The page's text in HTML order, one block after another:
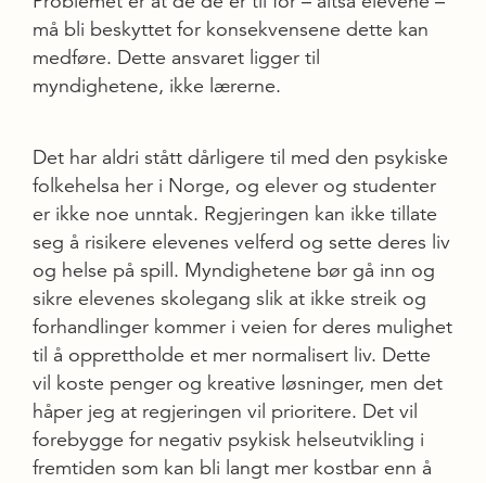
må bli beskyttet for konsekvensene dette kan
medføre. Dette ansvaret ligger til
myndighetene, ikke lærerne.
Det har aldri stått dårligere til med den psykiske
folkehelsa her i Norge, og elever og studenter
er ikke noe unntak. Regjeringen kan ikke tillate
seg å risikere elevenes velferd og sette deres liv
og helse på spill. Myndighetene bør gå inn og
sikre elevenes skolegang slik at ikke streik og
forhandlinger kommer i veien for deres mulighet
til å opprettholde et mer normalisert liv. Dette
vil koste penger og kreative løsninger, men det
håper jeg at regjeringen vil prioritere. Det vil
forebygge for negativ psykisk helseutvikling i
fremtiden som kan bli langt mer kostbar enn å